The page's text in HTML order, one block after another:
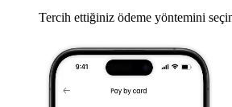
Tercih ettiğiniz ödeme yöntemini